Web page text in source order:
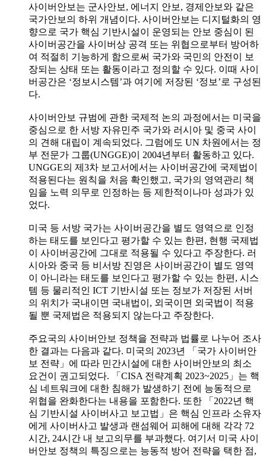
사이버안보는 군사안보, 에너지 안보, 경제안보와 같은
국가안보의 하위 개념이다. 사이버안보는 디지털화의 영
향으로 국가 핵심 기반시설이 운영되는 안보 중심이 된
사이버공간을 사이버상 공격 또는 위협으로부터 방어하
여 적절히 기능하게 함으로써 국가와 국민의 안전이 보
장되는 상태 또는 활동이라고 정의할 수 있다. 이때 사이
버공간은 ‘정보시스템’과 여기에 저장된 ‘정보’로 구성된
다.
사이버안보 규범에 관한 국제적 논의 과정에서는 미국을
중심으로 한 서방 자유민주 국가와 러시아 및 중국 사이
의 견해 대립이 계속되었다. 그럼에도 UN 차원에서는 정
부 전문가 그룹(UNGGE)이 2004년부터 활동하고 있다.
UNGGE의 제3차 보고서에서는 사이버공간에 국제법이
적용된다는 원칙을 처음 확인했고, 국가의 영역관리 책
임을 노력 의무로 인정하는 등 제한적이나마 성과가 있
었다.
미국 등 서방 국가는 사이버공간을 별도 영역으로 인정
하는 태도를 보인다고 평가할 수 있는 한편, 현행 국제법
이 사이버공간에 그대로 적용될 수 있다고 주장한다. 러
시아와 중국 등 비서방 진영은 사이버공간이 별도 영역
이 아니라는 태도를 보인다고 평가할 수 있는 한편, 시스
템 등 물리적인 ICT 기반시설 또는 정보가 저장된 서버
의 위치가 국내이면 국내법이, 외국이면 외국법이 적용
될 뿐 국제법은 적용되지 않는다고 주장한다.
주요국의 사이버안보 정책을 전략과 법률로 나누어 조사
한 결과는 다음과 같다. 미국의 2023년 「국가 사이버안
보 전략」에 따라 민간시설에 대한 사이버안보의 최소
요건이 권고되었다. 「CISA 전략계획 2023~2025」는 핵
심 네트워크에 대한 침해가 발생하기 전에 능동적으로
위협을 완화한다는 내용을 포함한다. 또한 「2022년 핵
심 기반시설 사이버사고 보고법」은 핵심 인프라 소유자
에게 사이버사고 발생과 랜섬웨어 피해에 대해 각각 72
시간, 24시간 내 보고의무를 부과했다. 여기서 미국 사이
버안보 정책의 특징으로는 능동적 방어 전략을 택한 점,